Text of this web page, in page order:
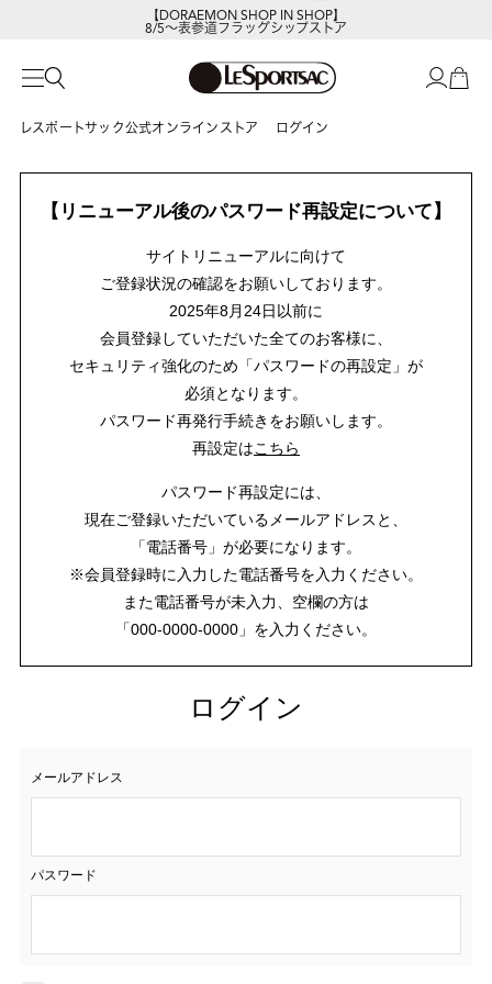
【DORAEMON SHOP IN SHOP】
8/5～表参道フラッグシップストア
レスポートサック公式オンラインストア ログイン
【リニューアル後のパスワード再設定について】
サイトリニューアルに向けて
ご登録状況の確認をお願いしております。
2025年8月24日以前に
会員登録していただいた全てのお客様に、
セキュリティ強化のため「パスワードの再設定」が
必須となります。
パスワード再発行手続きをお願いします。
再設定はこちら
パスワード再設定には、
現在ご登録いただいているメールアドレスと、
「電話番号」が必要になります。
※会員登録時に入力した電話番号を入力ください。
また電話番号が未入力、空欄の方は
「000-0000-0000」を入力ください。
ログイン
メールアドレス
パスワード